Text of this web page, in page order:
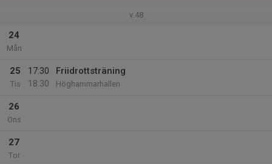
v.48
24
Mån
25
Tis
17:30
18:30
Friidrottsträning
Höghammarhallen
26
Ons
27
Tor